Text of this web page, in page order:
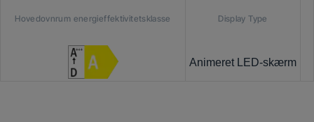
Hovedovnrum energieffektivitetsklasse Display Type
Animeret LED-skærm